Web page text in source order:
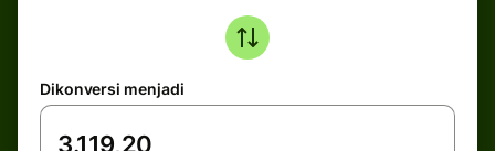
Dikonversi menjadi